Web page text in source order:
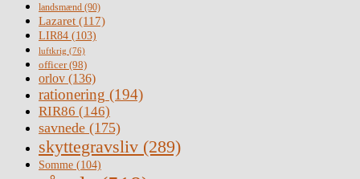
landsmænd (90)
Lazaret (117)
LIR84 (103)
luftkrig (76)
officer(98)
orlov (136)
rationering (194)
RIR86 (146)
savnede (175)
skyttegravsliv (289)
Somme (104)